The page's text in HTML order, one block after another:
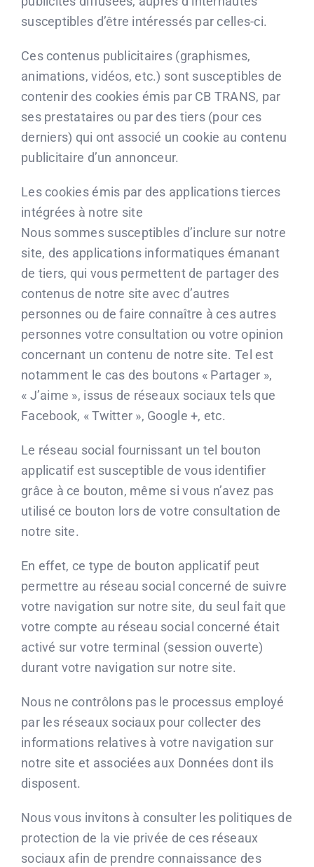
susceptibles d’être intéressés par celles-ci.
Ces contenus publicitaires (graphismes,
animations, vidéos, etc.) sont susceptibles de
contenir des cookies émis par CB TRANS, par
ses prestataires ou par des tiers (pour ces
derniers) qui ont associé un cookie au contenu
publicitaire d’un annonceur.
Les cookies émis par des applications tierces
intégrées à notre site
Nous sommes susceptibles d’inclure sur notre
site, des applications informatiques émanant
de tiers, qui vous permettent de partager des
contenus de notre site avec d’autres
personnes ou de faire connaître à ces autres
personnes votre consultation ou votre opinion
concernant un contenu de notre site. Tel est
notamment le cas des boutons « Partager »,
« J’aime », issus de réseaux sociaux tels que
Facebook, « Twitter », Google +, etc.
Le réseau social fournissant un tel bouton
applicatif est susceptible de vous identifier
grâce à ce bouton, même si vous n’avez pas
utilisé ce bouton lors de votre consultation de
notre site.
En effet, ce type de bouton applicatif peut
permettre au réseau social concerné de suivre
votre navigation sur notre site, du seul fait que
votre compte au réseau social concerné était
activé sur votre terminal (session ouverte)
durant votre navigation sur notre site.
Nous ne contrôlons pas le processus employé
par les réseaux sociaux pour collecter des
informations relatives à votre navigation sur
notre site et associées aux Données dont ils
disposent.
Nous vous invitons à consulter les politiques de
protection de la vie privée de ces réseaux
sociaux afin de prendre connaissance des